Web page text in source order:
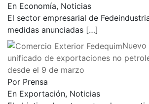
En Economía, Noticias
El sector empresarial de
medidas anunciadas […]
unificado de exportaciones no
desde el 9 de marzo
Por Prensa
En Exportación, Noticias